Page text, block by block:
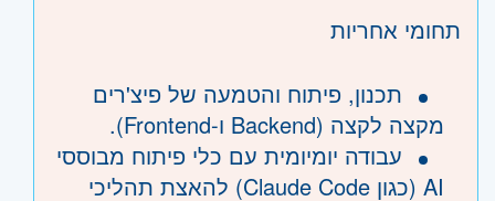
תחומי אחריות
תכנון, פיתוח והטמעה של פיצ'רים
מקצה לקצה (Backend ו-Frontend).
עבודה יומיומית עם כלי פיתוח מבוססי
AI (כגון Claude Code) להאצת תהליכי